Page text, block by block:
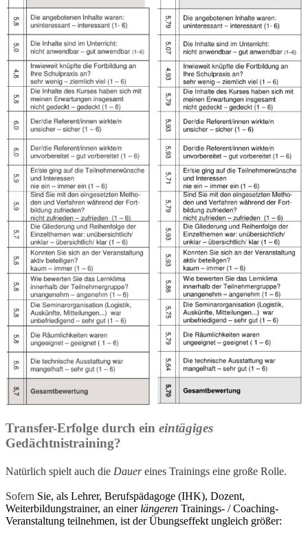
Transfer-Erfolge durch ein eintägiges
Gedächtnistraining?
Natürlich spielt auch die Dauereines Trainings eine große Rolle.
Sofern Sie, als Lehrer, Berufspädagoge (IHK), Dozent,
Weiterbildungstrainer, an einer längeren Trainings- / Coaching-
Veranstaltung teilnehmen, ist der Übungseffekt ungleich größer: